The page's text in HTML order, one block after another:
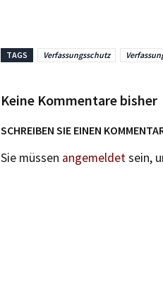
TAGS Verfassungsschutz
Keine Kommentare bisher
SCHREIBEN SIE EINEN
Sie müssen angemeldetsein,